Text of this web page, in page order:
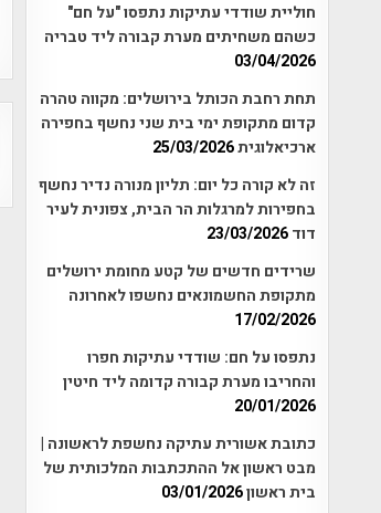
חוליית שודדי עתיקות נתפסו "על חם"
כשהם משחיתים מערת קבורה ליד טבריה
03/04/2026
תחת רחבת הכותל בירושלים: מקווה טהרה
קדום מתקופת ימי בית שני נחשף בחפירה
ארכיאלוגית25/03/2026
זה לא קורה כל יום: תליון מנורה נדיר נחשף
בחפירות למרגלות הר הבית, צפונית לעיר
דוד23/03/2026
שרידים חדשים של קטע מחומת ירושלים
מתקופת החשמונאים נחשפו לאחרונה
17/02/2026
נתפסו על חם: שודדי עתיקות חפרו
והחריבו מערת קבורה קדומה ליד חיטין
20/01/2026
כתובת אשורית עתיקה נחשפת לראשונה |
מבט ראשון אל ההתכתבות המלכותית של
בית ראשון03/01/2026